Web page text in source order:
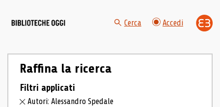
Cerca Accedi
Raffina la ricerca
Filtri applicati
Autori: Alessandro Spedale